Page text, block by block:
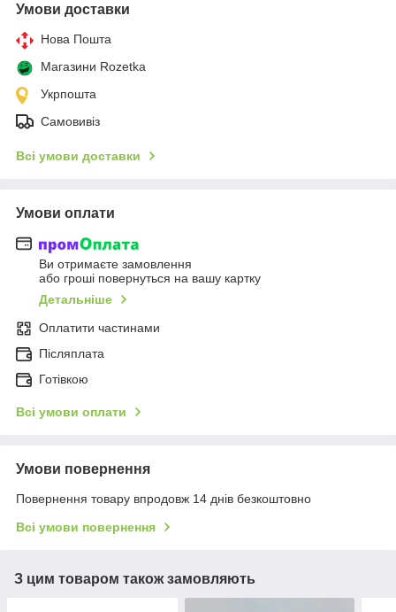
Умови доставки
Нова Пошта
Магазини Rozetka
Укрпошта
Самовивіз
Всі умови доставки
Умови оплати
Ви отримаєте замовлення
або гроші повернуться на вашу картку
Детальніше
Оплатити частинами
Післяплата
Готівкою
Всі умови оплати
Умови повернення
Повернення товару впродовж 14 днів безкоштовно
Всі умови повернення
З цим товаром також замовляють